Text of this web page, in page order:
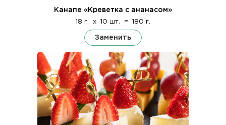
Канапе «Креветка с ананасом»
18 г. x 10 шт. = 180 г.
Заменить